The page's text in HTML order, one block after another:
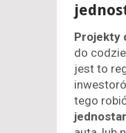
Projekty
do
jest to
tego